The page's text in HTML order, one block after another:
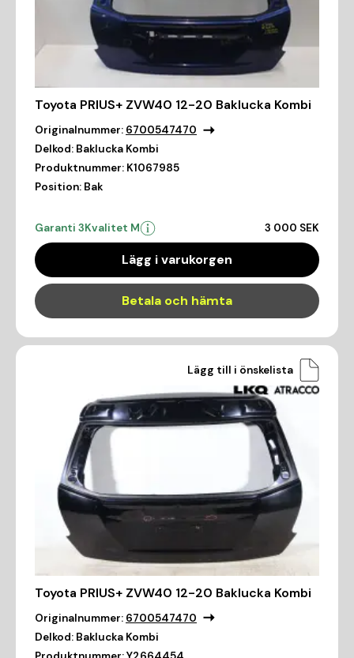
Toyota PRIUS+ ZVW40 12-20 Baklucka Kombi
Originalnummer: 6700547470
Delkod: Baklucka Kombi
Produktnummer: K1067985
Position: Bak
Garanti 3Kvalitet M 3 000 SEK
Lägg i varukorgen
Betala och hämta
Lägg till i önskelista
Toyota PRIUS+ ZVW40 12-20 Baklucka Kombi
Originalnummer: 6700547470
Delkod: Baklucka Kombi